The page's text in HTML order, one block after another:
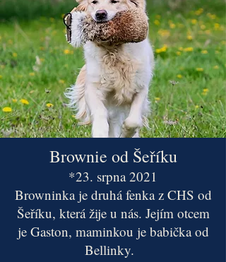
Brownie od Šeříku
*23. srpna 2021
Browninka je druhá fenka z CHS od
Šeříku, která žije u nás. Jejím otcem
je Gaston, maminkou je babička od
Bellinky.